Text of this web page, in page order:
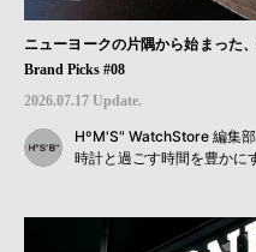
ニューヨークの片隅から始まった
Brand Picks #08
2026.07.17 Update.
HºM'S" WatchStore 編集部
時計と過ごす時間を豊かに